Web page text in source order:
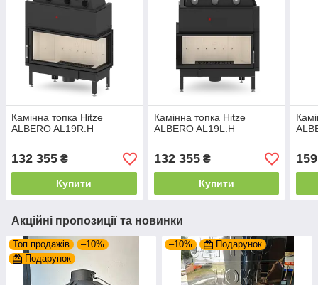
Камінна топка Hitze
ALBERO AL19R.H
132 355 ₴
Купити
Камінна топка Hitze
ALBERO AL19L.H
132 355₴
Купити
Акційні пропозиції та новинки
Топ продажів
–10%
Подарунок
–10% Подарунок